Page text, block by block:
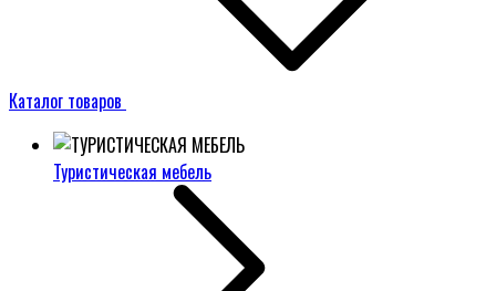
Каталог товаров
Туристическая мебель